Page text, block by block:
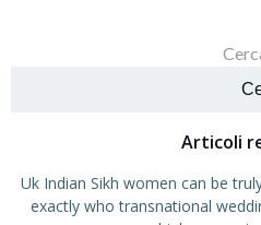
Articoli
Uk Indian Sikh women can be
exactly who transnational